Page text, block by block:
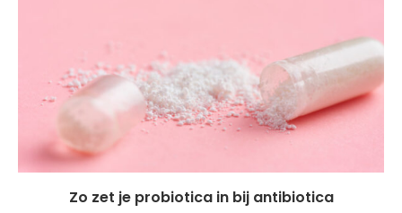
Zo zet je probiotica in bij antibiotica